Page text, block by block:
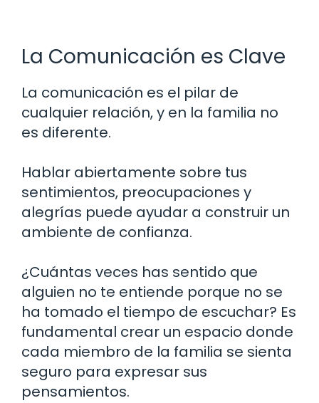
La Comunicación es Clave
La comunicación es el pilar de
cualquier relación, y en la familia no
es diferente.
Hablar abiertamente sobre tus
sentimientos, preocupaciones y
alegrías puede ayudar a construir un
ambiente de confianza.
¿Cuántas veces has sentido que
alguien no te entiende porque no se
ha tomado el tiempo de escuchar? Es
fundamental crear un espacio donde
cada miembro de la familia se sienta
seguro para expresar sus
pensamientos.